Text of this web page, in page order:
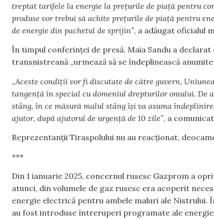
treptat tarifele la energie la prețurile de piață pentru
produse vor trebui să achite prețurile de piață pentru
de energie din pachetul de sprijin”, a adăugat oficialul
În timpul conferinței de presă, Maia Sandu a
transnistreană „urmează să se îndeplinească anumite
„Aceste condiții vor fi discutate de către guvern,
tangență în special cu domeniul drepturilor omului. De
stâng, în ce măsură malul stâng își va asuma
ajutor, după ajutorul de urgență de 10 zile”, a
Reprezentanții Tiraspolului nu au reacționat,
***
Din 1 ianuarie 2025, concernul rusesc Gazprom a
atunci, din volumele de gaz rusesc era acoperit
energie electrică pentru ambele maluri ale Nistrului.
au fost introduse întreruperi programate ale